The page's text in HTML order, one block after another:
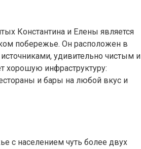
Константина и Елены является
побережье. Он расположен в
удивительно чистым и
инфраструктуру:
и бары на любой вкус и
с населением чуть более двух